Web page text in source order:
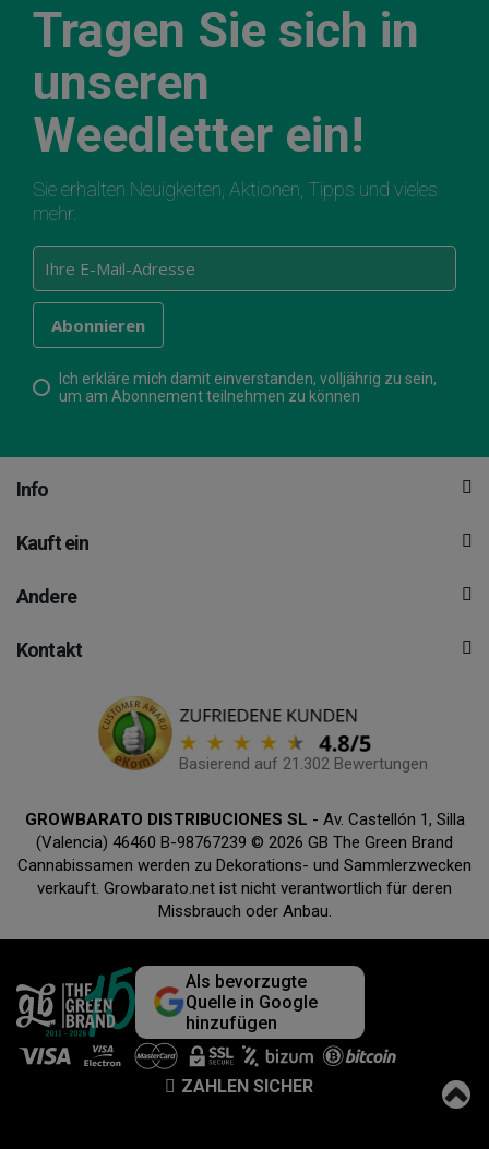
Tragen Sie sich in
unseren
Weedletter ein!
Sie erhalten Neuigkeiten, Aktionen, Tipps und vieles
mehr.
Ich erkläre mich damit einverstanden, volljährig zu sein,
um am Abonnement teilnehmen zu können
Info
Kauft ein
Andere
Kontakt
Basierend auf 21.302 Bewertungen
GROWBARATO DISTRIBUCIONES SL - Av. Castellón 1, Silla
(Valencia) 46460 B-98767239 © 2026 GB The Green Brand
Cannabissamen werden zu Dekorations- und Sammlerzwecken
verkauft. Growbarato.net ist nicht verantwortlich für deren
Missbrauch oder Anbau.
Als bevorzugte
Quelle in Google
hinzufügen
ZAHLEN SICHER